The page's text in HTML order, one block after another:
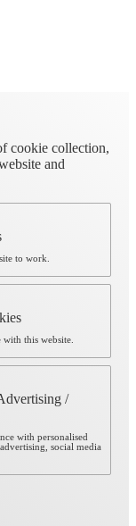
cookie collection,
and
to work.
with this website.
/
with personalised
social media